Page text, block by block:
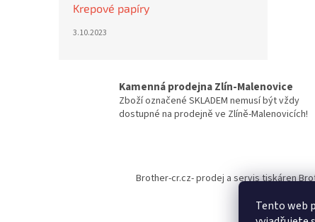
Tento web
Krepové papíry
3.10.2023
Kamenná prodejna Zlín-Malenovice
Zboží označené SKLADEM nemusí být vždy
dostupné na prodejně ve Zlíně-Malenovicích!
Brother-cr.cz- prodej a servis tiskáren